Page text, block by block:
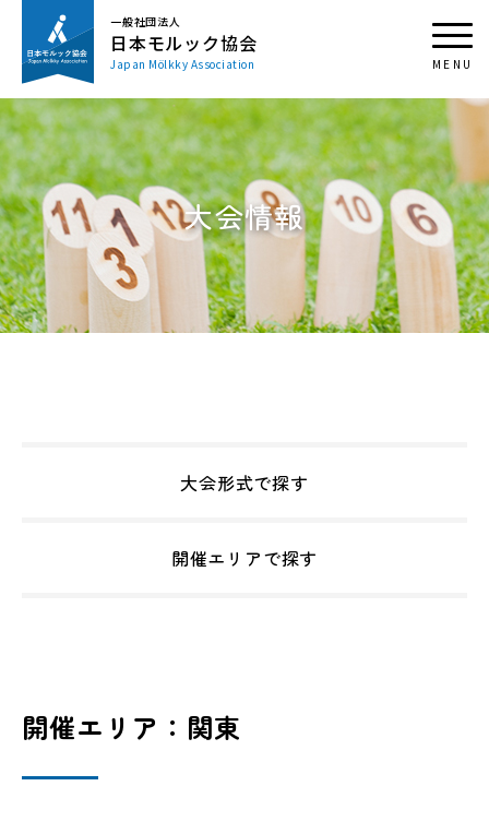
一般社団法人
日本モルック協会
Japan Mölkky Association
大会情報
大会形式で探す
開催エリアで探す
開催エリア：関東